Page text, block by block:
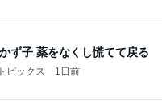
ず子 薬をなくし慌てて戻る
ピックス 1日前